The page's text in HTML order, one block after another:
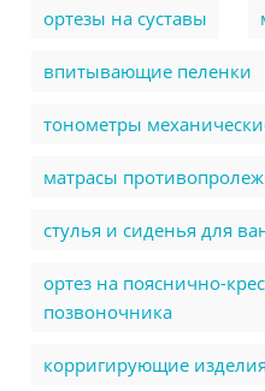
ортезы на суставы
впитывающие пеленки
тонометры
матрасы
стулья и сиденья для
ортез на пояснично-
позвоночника
корригирующие